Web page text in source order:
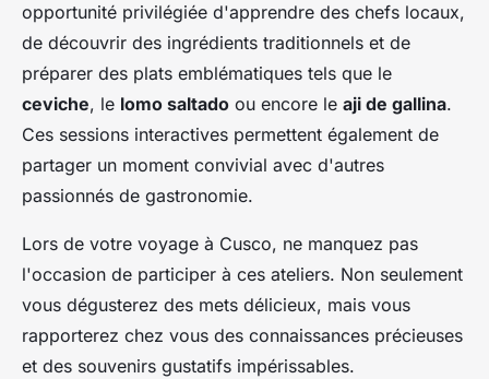
opportunité privilégiée d'apprendre des chefs locaux,
de découvrir des ingrédients traditionnels et de
préparer des plats emblématiques tels que le
ceviche, le lomo saltado ou encore le aji de gallina.
Ces sessions interactives permettent également de
partager un moment convivial avec d'autres
passionnés de gastronomie.
Lors de votre voyage à Cusco, ne manquez pas
l'occasion de participer à ces ateliers. Non seulement
vous dégusterez des mets délicieux, mais vous
rapporterez chez vous des connaissances précieuses
et des souvenirs gustatifs impérissables.